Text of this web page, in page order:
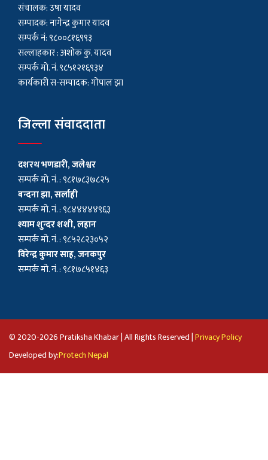
संचालक: उषा यादव
सम्पादक: नागेन्द्र कुमार यादव
सम्पर्क नं: ९८००८१६९९३
सल्लाहकार : अशाेक कु. यादव
सम्पर्क मो. नं. ९८५१२१६९३४
कार्यकारी स-सम्पादक: गोपाल झा
जिल्ला संवाददाता
दशरथ भणडारी, जलेश्वर
सम्पर्क मो. नं. : ९८१७८३७८२५
बन्दना झा, सर्लाही
सम्पर्क मो. नं. : ९८४४४४४९६३
श्याम शुन्दर शशी, लहान
सम्पर्क मो. नं. : ९८५२८२३०५२
विरेन्द्र कुमार साह, जनकपुर
सम्पर्क मो. नं. : ९८१७८५१४६३
© 2020-2026 Pratiksha Khabar | All Rights Reserved |Privacy Policy
Developed by:Protech Nepal